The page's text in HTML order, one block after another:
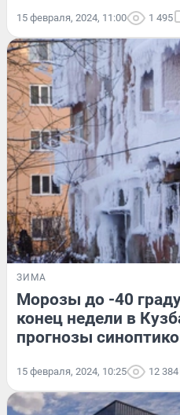
15 февраля, 2024, 11:00 1 495
ЗИМА
Морозы до -40
конец недели в
прогнозы
15 февраля, 2024, 10:25 12 384